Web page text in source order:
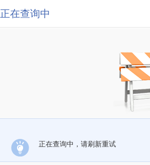
正在查询中
正在查询中，请刷新重试